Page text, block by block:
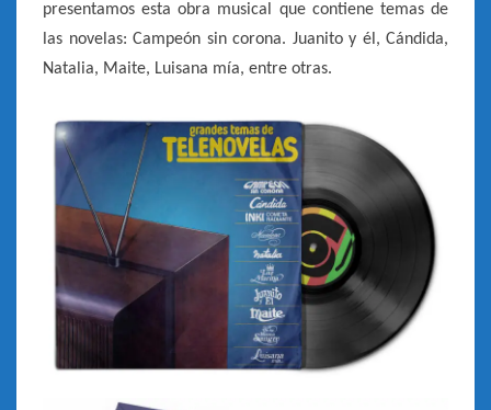
presentamos esta obra musical que contiene temas de
las novelas: Campeón sin corona. Juanito y él, Cándida,
Natalia, Maite, Luisana mía, entre otras.